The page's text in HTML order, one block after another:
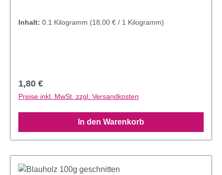
Inhalt: 0.1 Kilogramm (18,00 € / 1 Kilogramm)
Regulärer Preis:
1,80 €
Preise inkl. MwSt. zzgl. Versandkosten
In den Warenkorb